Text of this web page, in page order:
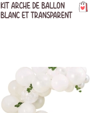
KIT ARCHE DE BALLON
BLANC ET TRANSPARENT